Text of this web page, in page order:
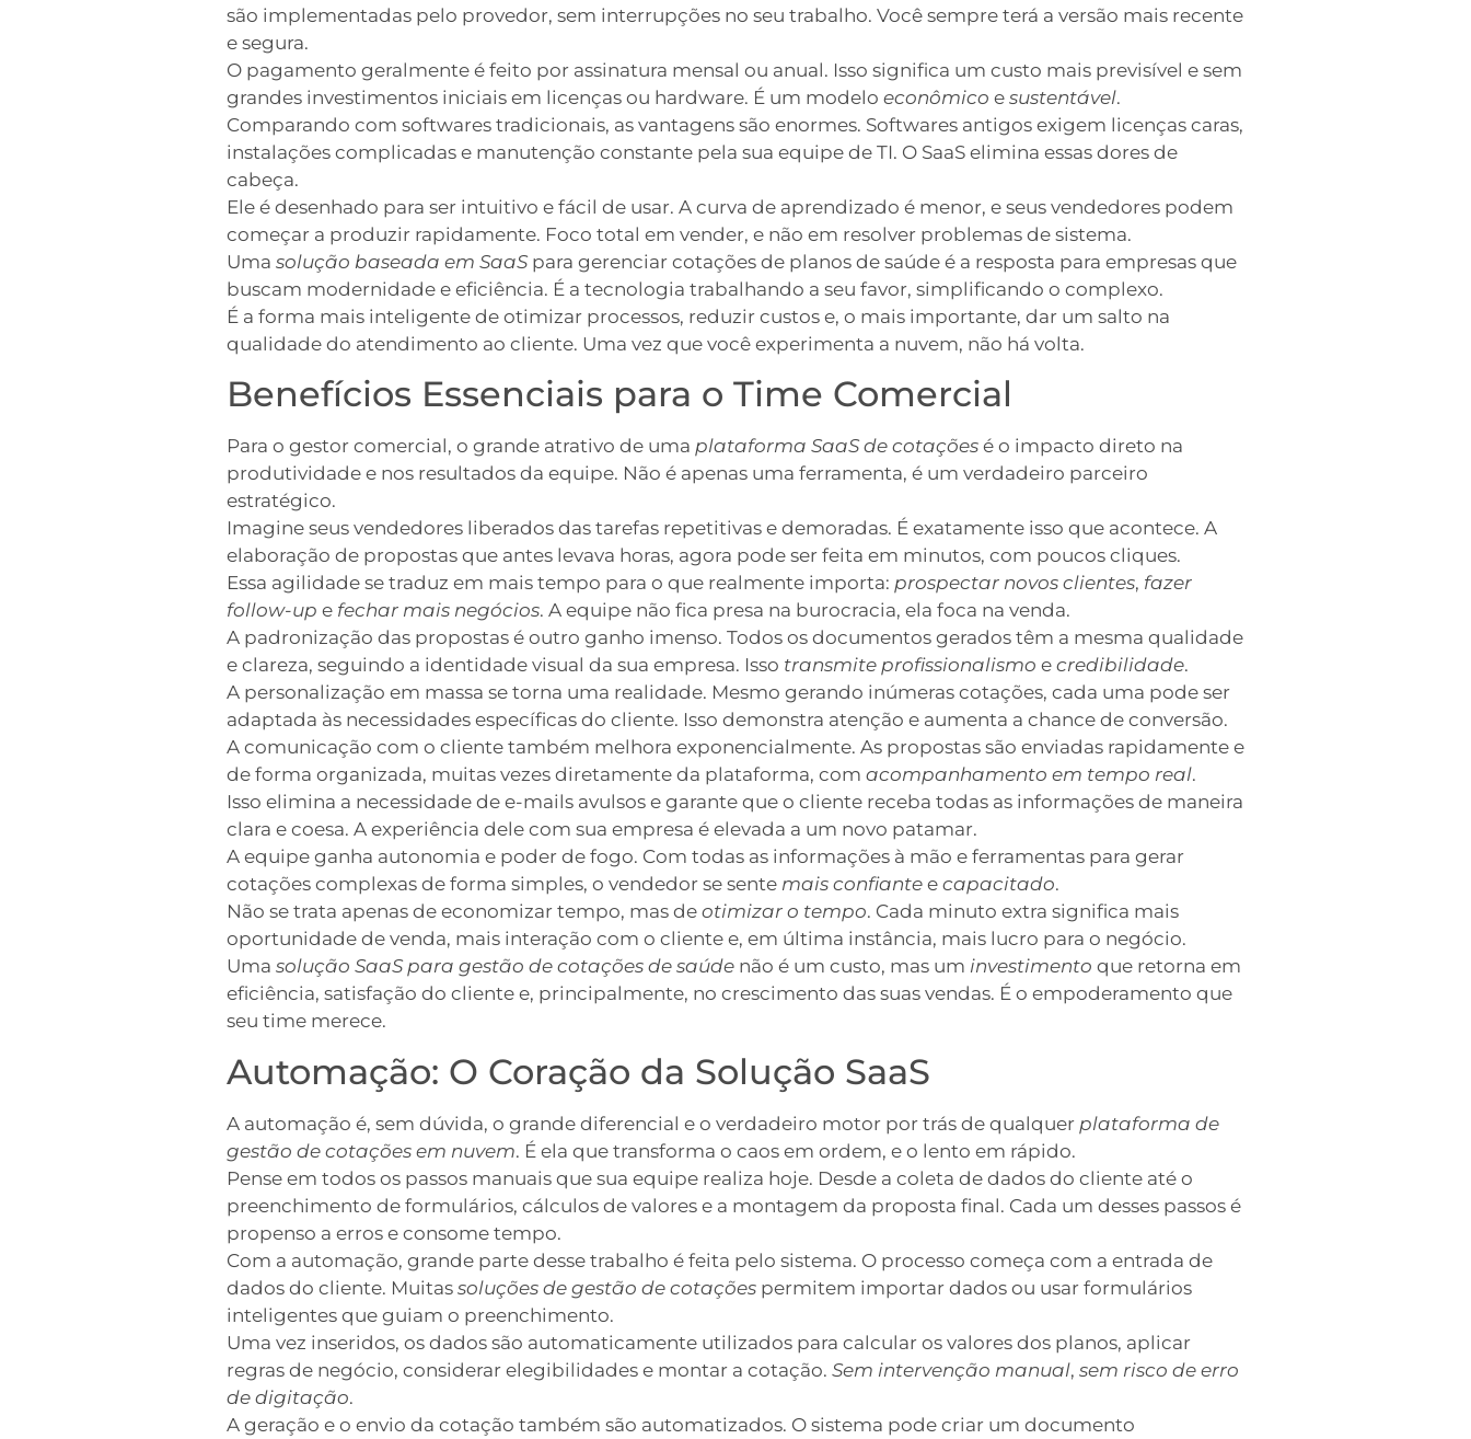
são implementadas pelo provedor, sem interrupções no seu trabalho. Você sempre terá a versão mais recente
e segura.
O pagamento geralmente é feito por assinatura mensal ou anual. Isso significa um custo mais previsível e sem
grandes investimentos iniciais em licenças ou hardware. É um modelo econômico e sustentável.
Comparando com softwares tradicionais, as vantagens são enormes. Softwares antigos exigem licenças caras,
instalações complicadas e manutenção constante pela sua equipe de TI. O SaaS elimina essas dores de
cabeça.
Ele é desenhado para ser intuitivo e fácil de usar. A curva de aprendizado é menor, e seus vendedores podem
começar a produzir rapidamente. Foco total em vender, e não em resolver problemas de sistema.
Uma solução baseada em SaaSpara gerenciar cotações de planos de saúde é a resposta para empresas que
buscam modernidade e eficiência. É a tecnologia trabalhando a seu favor, simplificando o complexo.
É a forma mais inteligente de otimizar processos, reduzir custos e, o mais importante, dar um salto na
qualidade do atendimento ao cliente. Uma vez que você experimenta a nuvem, não há volta.
Benefícios Essenciais para o Time Comercial
Para o gestor comercial, o grande atrativo de uma plataforma SaaS de cotações é o impacto direto na
produtividade e nos resultados da equipe. Não é apenas uma ferramenta, é um verdadeiro parceiro
estratégico.
Imagine seus vendedores liberados das tarefas repetitivas e demoradas. É exatamente isso que acontece. A
elaboração de propostas que antes levava horas, agora pode ser feita em minutos, com poucos cliques.
Essa agilidade se traduz em mais tempo para o que realmente importa: prospectar novos clientes, fazer
follow-up e fechar mais negócios. A equipe não fica presa na burocracia, ela foca na venda.
A padronização das propostas é outro ganho imenso. Todos os documentos gerados têm a mesma qualidade
e clareza, seguindo a identidade visual da sua empresa. Isso transmite profissionalismo e credibilidade.
A personalização em massa se torna uma realidade. Mesmo gerando inúmeras cotações, cada uma pode ser
adaptada às necessidades específicas do cliente. Isso demonstra atenção e aumenta a chance de conversão.
A comunicação com o cliente também melhora exponencialmente. As propostas são enviadas rapidamente e
de forma organizada, muitas vezes diretamente da plataforma, com acompanhamento em tempo real.
Isso elimina a necessidade de e-mails avulsos e garante que o cliente receba todas as informações de maneira
clara e coesa. A experiência dele com sua empresa é elevada a um novo patamar.
A equipe ganha autonomia e poder de fogo. Com todas as informações à mão e ferramentas para gerar
cotações complexas de forma simples, o vendedor se sente mais confiante e capacitado.
Não se trata apenas de economizar tempo, mas de otimizar o tempo. Cada minuto extra significa mais
oportunidade de venda, mais interação com o cliente e, em última instância, mais lucro para o negócio.
Uma solução SaaS para gestão de cotações de saúde não é um custo, mas um investimento que retorna em
eficiência, satisfação do cliente e, principalmente, no crescimento das suas vendas. É o empoderamento que
seu time merece.
Automação: O Coração da Solução SaaS
A automação é, sem dúvida, o grande diferencial e o verdadeiro motor por trás de qualquer plataforma de
gestão de cotações em nuvem. É ela que transforma o caos em ordem, e o lento em rápido.
Pense em todos os passos manuais que sua equipe realiza hoje. Desde a coleta de dados do cliente até o
preenchimento de formulários, cálculos de valores e a montagem da proposta final. Cada um desses passos é
propenso a erros e consome tempo.
Com a automação, grande parte desse trabalho é feita pelo sistema. O processo começa com a entrada de
dados do cliente. Muitas soluções de gestão de cotações permitem importar dados ou usar formulários
inteligentes que guiam o preenchimento.
Uma vez inseridos, os dados são automaticamente utilizados para calcular os valores dos planos, aplicar
regras de negócio, considerar elegibilidades e montar a cotação. Sem intervenção manual, sem risco de erro
de digitação.
A geração e o envio da cotação também são automatizados. O sistema pode criar um documento